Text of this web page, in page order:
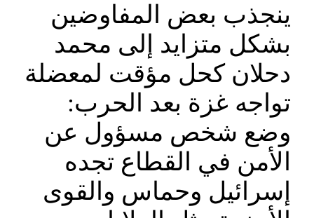
ينجذب بعض المفاوضين
بشكل متزايد إلى محمد
دحلان كحل مؤقت لمعضلة
تواجه غزة بعد الحرب:
وضع شخص مسؤول عن
الأمن في القطاع تجده
إسرائيل وحماس والقوى